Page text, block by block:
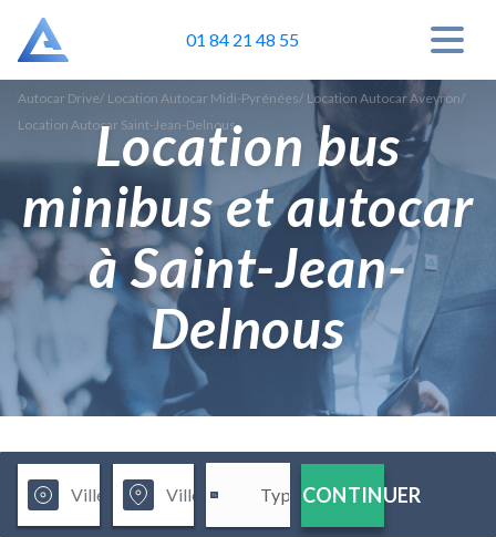
01 84 21 48 55
Autocar Drive/ Location Autocar Midi-Pyrénées/ Location Autocar Aveyron/
Location Autocar Saint-Jean-Delnous
Location bus
minibus et autocar
à Saint-Jean-
Delnous
CONTINUER